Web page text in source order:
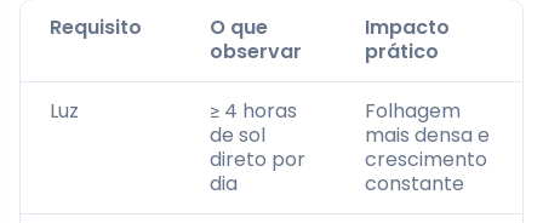
Requisito
O que
observar
Impacto
prático
Luz
≥ 4 horas
de sol
direto por
dia
Folhagem
mais densa e
crescimento
constante